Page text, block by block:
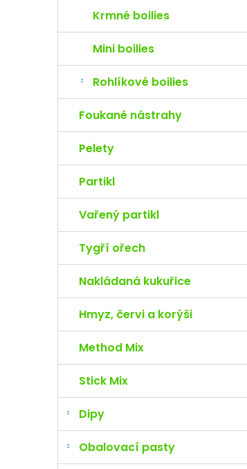
Krmné boilies
Mini boilies
Rohlíkové boilies
Foukané nástrahy
Pelety
Partikl
Vařený partikl
Tygří ořech
Nakládaná kukuřice
Hmyz, červi a korýši
Method Mix
Stick Mix
Dipy
Obalovací pasty